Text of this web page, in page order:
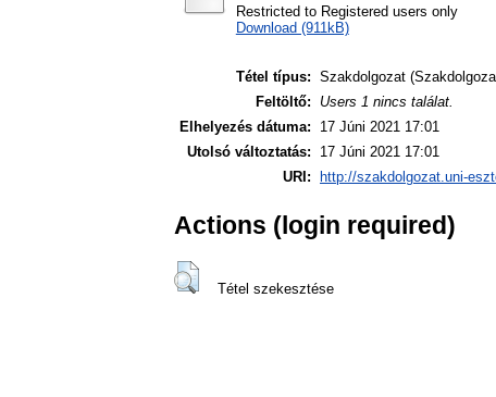
Restricted to Registered users only
Download (911kB)
Tétel típus: Szakdolgozat
Feltöltő:
Users 1 nincs találat.
Elhelyezés dátuma:
17 Júni 2021 17:01
Utolsó változtatás:
17 Júni 2021 17:01
URI:
http://szakdolgozat.uni-
Actions (login required)
Tétel szekesztése